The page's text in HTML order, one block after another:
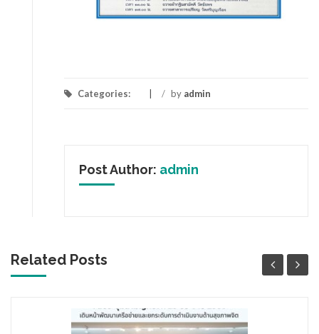
Categories: / by admin
Post Author: admin
Related Posts